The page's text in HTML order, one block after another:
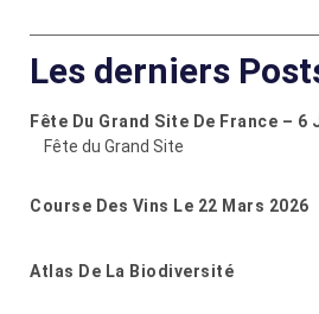
Les derniers
Fête Du Grand Site De France – 6
Fête du Grand Site
Course Des Vins Le 22 Mars 2026
Atlas De La Biodiversité